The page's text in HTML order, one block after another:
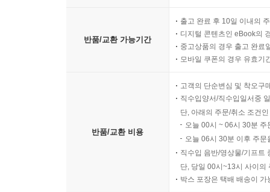
반품/교환 가능기간
출고 완료 후 10일 이내의
디지털 콘텐츠인 eBook의
중고상품의 경우 출고 완료
모바일 쿠폰의 경우 유효기
반품/교환 비용
고객의 단순변심 및 착오구
직수입양서/직수입일서중
단, 아래의 주문/취소 조건
오늘 00시 ~ 06시 30분
오늘 06시 30분 이후 주
직수입 음반/영상물/기프트
단, 당일 00시~13시 사이의
박스 포장은 택배 배송이